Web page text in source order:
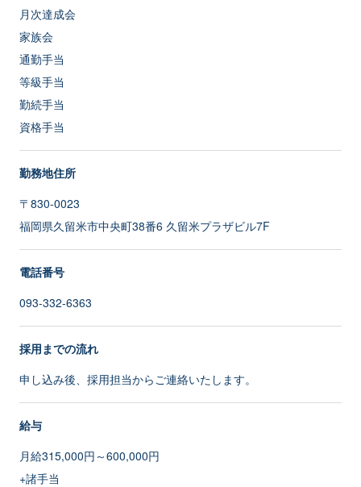
月次達成会
家族会
通勤手当
等級手当
勤続手当
資格手当
勤務地住所
〒830-0023
福岡県久留米市中央町38番6 久留米プラザビル7F
電話番号
093-332-6363
採用までの流れ
申し込み後、採用担当からご連絡いたします。
給与
月給315,000円～600,000円
+諸手当